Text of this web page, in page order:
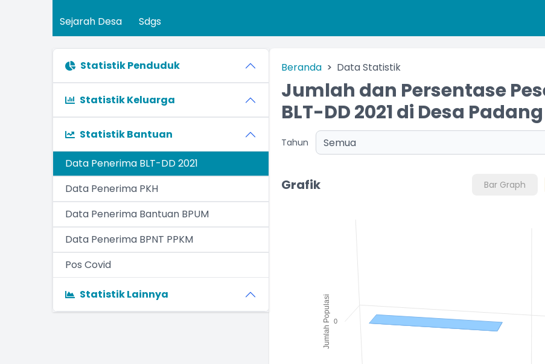
Sejarah Desa Sdgs
Statistik Penduduk
Statistik Keluarga
Statistik Bantuan
Data Penerima BLT-DD 2021
Data Penerima PKH
Data Penerima Bantuan BPUM
Data Penerima BPNT PPKM
Pos Covid
Statistik Lainnya
Beranda Data Statistik
Jumlah dan Persentase
BLT-DD 2021 di Desa
Tahun
Grafik Bar Graph
Jumlah Populasi 0